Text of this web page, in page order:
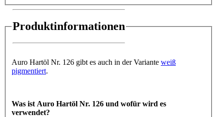
Produktinformationen
Auro Hartöl Nr. 126 gibt es auch in der Variante weiß
pigmentiert.
Was ist Auro Hartöl Nr. 126 und wofür wird es
verwendet?